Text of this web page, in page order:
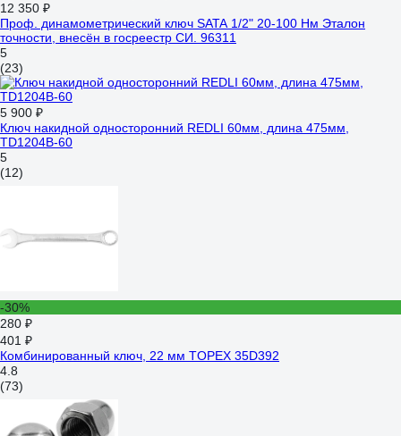
12 350 ₽
Проф. динамометрический ключ SATA 1/2" 20-100 Нм Эталон
точности, внесён в госреестр СИ. 96311
5
(23)
5 900 ₽
Ключ накидной односторонний REDLI 60мм, длина 475мм,
TD1204B-60
5
(12)
-30%
280 ₽
401 ₽
Комбинированный ключ, 22 мм TOPEX 35D392
4.8
(73)